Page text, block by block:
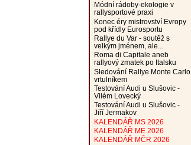
Módní rádoby-ekologie v
rallysportové praxi
Konec éry mistrovství Evropy
pod křídly Eurosportu
Rallye du Var - soutěž s
velkým jménem, ale...
Roma di Capitale aneb
rallyový zmatek po Italsku
Sledování Rallye Monte Carlo
vrtulníkem
Testování Audi u Slušovic -
Vilém Lovecký
Testování Audi u Slušovic -
Jiří Jermakov
KALENDÁŘ MS 2026
KALENDÁŘ ME 2026
KALENDÁŘ MČR 2026